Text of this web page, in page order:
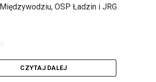
OSP Ładzin i JRG
CZYTAJ DALEJ